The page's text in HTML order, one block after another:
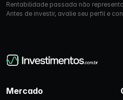
Rentabilidade passada não
Antes de investir, avalie seu perfil e
Mercado